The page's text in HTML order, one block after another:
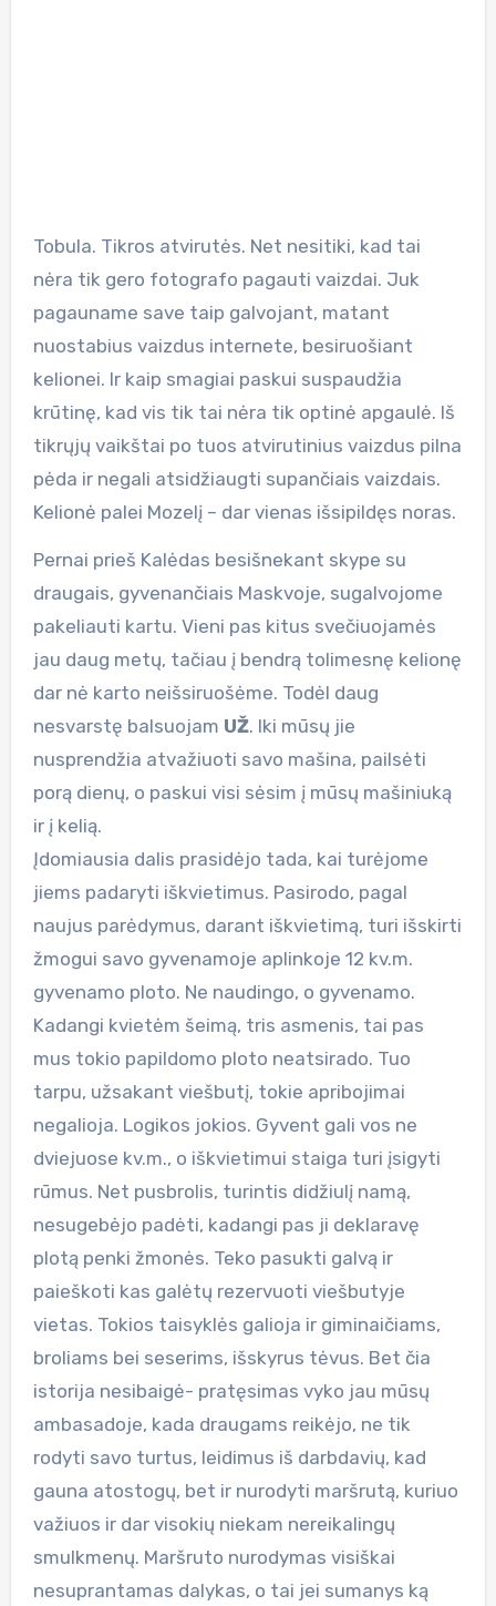
Tobula. Tikros atvirutės. Net nesitiki, kad tai
nėra tik gero fotografo pagauti vaizdai. Juk
pagauname save taip galvojant, matant
nuostabius vaizdus internete, besiruošiant
kelionei. Ir kaip smagiai paskui suspaudžia
krūtinę, kad vis tik tai nėra tik optinė apgaulė. Iš
tikrųjų vaikštai po tuos atvirutinius vaizdus pilna
pėda ir negali atsidžiaugti supančiais vaizdais.
Kelionė palei Mozelį – dar vienas išsipildęs noras.
Pernai prieš Kalėdas besišnekant skype su
draugais, gyvenančiais Maskvoje, sugalvojome
pakeliauti kartu. Vieni pas kitus svečiuojamės
jau daug metų, tačiau į bendrą tolimesnę kelionę
dar nė karto neišsiruošėme. Todėl daug
nesvarstę balsuojam UŽ. Iki mūsų jie
nusprendžia atvažiuoti savo mašina, pailsėti
porą dienų, o paskui visi sėsim į mūsų mašiniuką
ir į kelią.
Įdomiausia dalis prasidėjo tada, kai turėjome
jiems padaryti iškvietimus. Pasirodo, pagal
naujus parėdymus, darant iškvietimą, turi išskirti
žmogui savo gyvenamoje aplinkoje 12 kv.m.
gyvenamo ploto. Ne naudingo, o gyvenamo.
Kadangi kvietėm šeimą, tris asmenis, tai pas
mus tokio papildomo ploto neatsirado. Tuo
tarpu, užsakant viešbutį, tokie apribojimai
negalioja. Logikos jokios. Gyvent gali vos ne
dviejuose kv.m., o iškvietimui staiga turi įsigyti
rūmus. Net pusbrolis, turintis didžiulį namą,
nesugebėjo padėti, kadangi pas ji deklaravę
plotą penki žmonės. Teko pasukti galvą ir
paieškoti kas galėtų rezervuoti viešbutyje
vietas. Tokios taisyklės galioja ir giminaičiams,
broliams bei seserims, išskyrus tėvus. Bet čia
istorija nesibaigė- pratęsimas vyko jau mūsų
ambasadoje, kada draugams reikėjo, ne tik
rodyti savo turtus, leidimus iš darbdavių, kad
gauna atostogų, bet ir nurodyti maršrutą, kuriuo
važiuos ir dar visokių niekam nereikalingų
smulkmenų. Maršruto nurodymas visiškai
nesuprantamas dalykas, o tai jei sumanys ką